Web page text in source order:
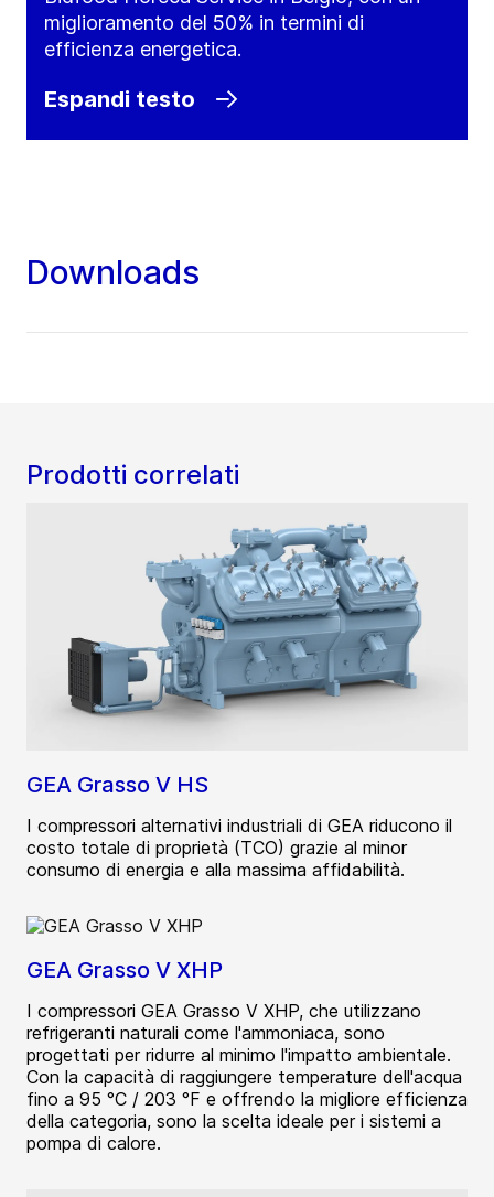
miglioramento del 50% in termini di
efficienza energetica.
Espandi testo
Downloads
Prodotti correlati
GEA Grasso V HS
I compressori alternativi industriali di GEA riducono il
costo totale di proprietà (TCO) grazie al minor
consumo di energia e alla massima affidabilità.
GEA Grasso V XHP
I compressori GEA Grasso V XHP, che utilizzano
refrigeranti naturali come l'ammoniaca, sono
progettati per ridurre al minimo l'impatto ambientale.
Con la capacità di raggiungere temperature dell'acqua
fino a 95 °C / 203 °F e offrendo la migliore efficienza
della categoria, sono la scelta ideale per i sistemi a
pompa di calore.